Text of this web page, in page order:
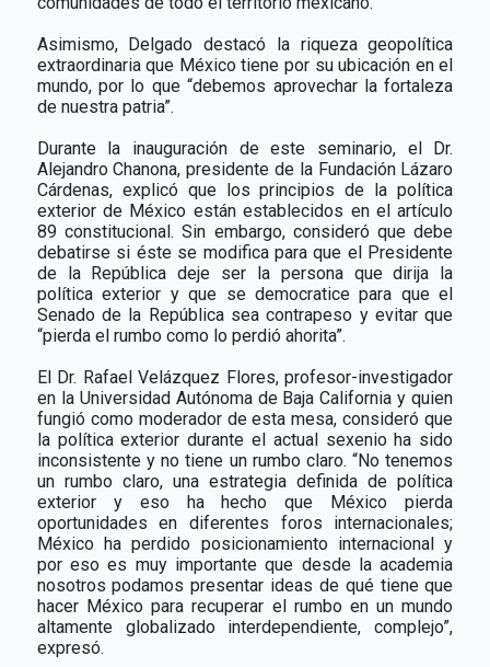
Asimismo, Delgado destacó la riqueza geopolítica
extraordinaria que México tiene por su ubicación en el
mundo, por lo que “debemos aprovechar la fortaleza
de nuestra patria”.
Durante la inauguración de este seminario, el Dr.
Alejandro Chanona, presidente de la Fundación Lázaro
Cárdenas, explicó que los principios de la política
exterior de México están establecidos en el artículo
89 constitucional. Sin embargo, consideró que debe
debatirse si éste se modifica para que el Presidente
de la República deje ser la persona que dirija la
política exterior y que se democratice para que el
Senado de la República sea contrapeso y evitar que
“pierda el rumbo como lo perdió ahorita”.
El Dr. Rafael Velázquez Flores, profesor-investigador
en la Universidad Autónoma de Baja California y quien
fungió como moderador de esta mesa, consideró que
la política exterior durante el actual sexenio ha sido
inconsistente y no tiene un rumbo claro. “No tenemos
un rumbo claro, una estrategia definida de política
exterior y eso ha hecho que México pierda
oportunidades en diferentes foros internacionales;
México ha perdido posicionamiento internacional y
por eso es muy importante que desde la academia
nosotros podamos presentar ideas de qué tiene que
hacer México para recuperar el rumbo en un mundo
altamente globalizado interdependiente, complejo”,
expresó.